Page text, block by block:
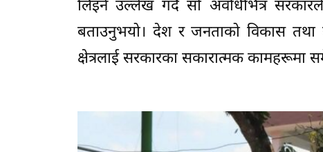
लिइने उल्लेख गर्दै सो अवधिभित्र सरकारले
बताउनुभयो। देश र जनताको विकास तथा
क्षेत्रलाई सरकारका सकारात्मक कामहरूमा